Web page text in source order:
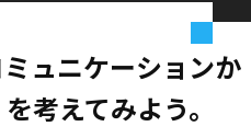
ュニケーションか
考えてみよう。